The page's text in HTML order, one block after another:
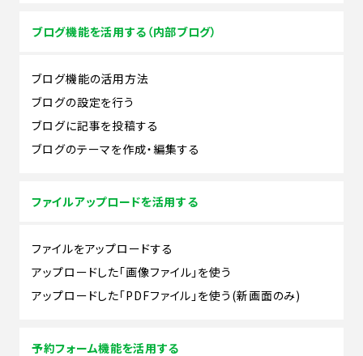
ブログ機能を活用する（内部ブログ）
ブログ機能の活用方法
ブログの設定を行う
ブログに記事を投稿する
ブログのテーマを作成・編集する
ファイルアップロードを活用する
ファイルをアップロードする
アップロードした「画像ファイル」を使う
アップロードした「PDFファイル」を使う(新画面のみ)
予約フォーム機能を活用する